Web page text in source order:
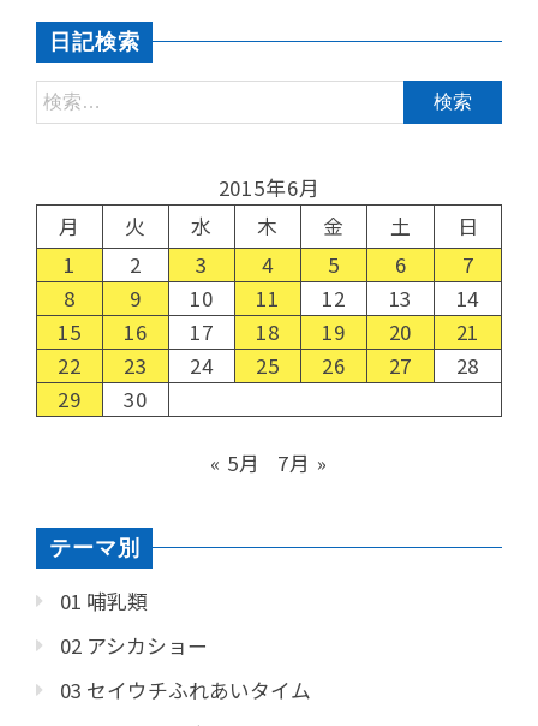
日記検索
2015年6月
月
火 水 木 金 土
日
1
2 3 4 5 6
7
8
9 10 11 12 13
14
15
16 17 18 19 20
21
22
23 24 25 26 27
28
29
30
« 5月 7月 »
テーマ別
01 哺乳類
02 アシカショー
03 セイウチふれあいタイム